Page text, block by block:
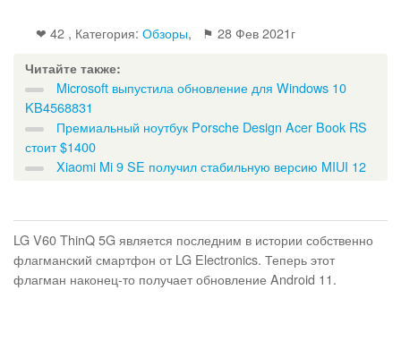
❤ 42 , Категория: Обзоры, ⚑ 28 Фев 2021г
Читайте также:
Microsoft выпустила обновление для Windows 10
KB4568831
Премиальный ноутбук Porsche Design Acer Book RS
стоит $1400
Xiaomi Mi 9 SE получил стабильную версию MIUI 12
LG V60 ThinQ 5G является последним в истории собственно
флагманский смартфон от LG Electronics. Теперь этот
флагман наконец-то получает обновление Android 11.